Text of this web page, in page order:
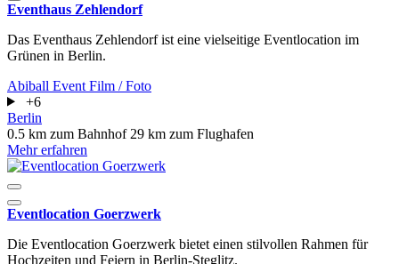
Eventhaus Zehlendorf
Das Eventhaus Zehlendorf ist eine vielseitige Eventlocation im
Grünen in Berlin.
Abiball Event Film / Foto
+6
Berlin
0.5 km zum Bahnhof 29 km zum Flughafen
Mehr erfahren
Eventlocation Goerzwerk
Die Eventlocation Goerzwerk bietet einen stilvollen Rahmen für
Hochzeiten und Feiern in Berlin-Steglitz.